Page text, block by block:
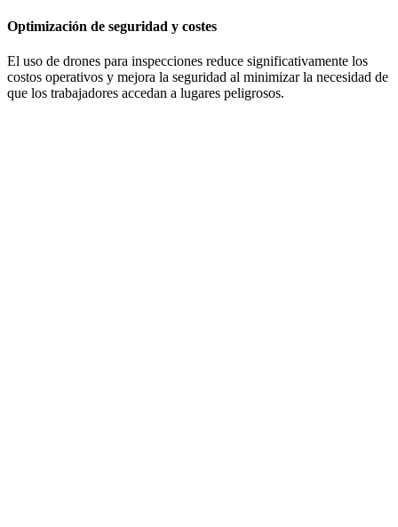
Optimización de seguridad y costes
El uso de drones para inspecciones reduce significativamente los
costos operativos y mejora la seguridad al minimizar la necesidad de
que los trabajadores accedan a lugares peligrosos.